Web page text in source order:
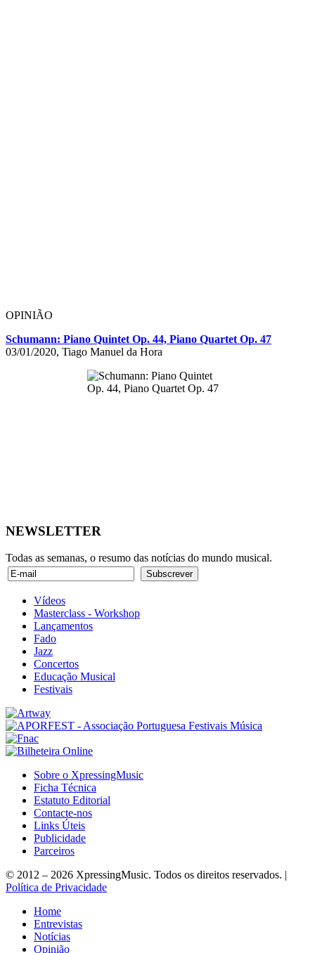
OPINIÃO
Schumann: Piano Quintet Op. 44, Piano Quartet Op. 47
03/01/2020, Tiago Manuel da Hora
NEWSLETTER
Todas as semanas, o resumo das notícias do mundo musical.
Vídeos
Masterclass - Workshop
Lançamentos
Fado
Jazz
Concertos
Educação Musical
Festivais
Sobre o XpressingMusic
Ficha Técnica
Estatuto Editorial
Contacte-nos
Links Úteis
Publicidade
Parceiros
© 2012 – 2026 XpressingMusic. Todos os direitos reservados. |
Política de Privacidade
Home
Entrevistas
Notícias
Opinião